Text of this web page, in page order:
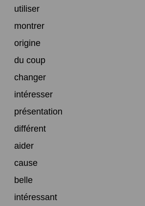
utiliser
montrer
origine
du coup
changer
intéresser
présentation
différent
aider
cause
belle
intéressant